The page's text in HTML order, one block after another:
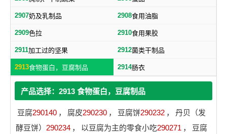
2907奶及乳制品 2908食用油脂
2909色拉 2910食用果胶
2911加工过的坚果 2912菌类干制品
2913食物蛋白，豆腐制品 2914肠衣
产品选择：2913 食物蛋白，豆腐制品
豆腐290140 ， 腐皮290230 ， 豆腐饼290232 ，
丹贝（发
酵豆饼） 290234 ， 以豆腐为主的零食小吃290271 ，
豆腐